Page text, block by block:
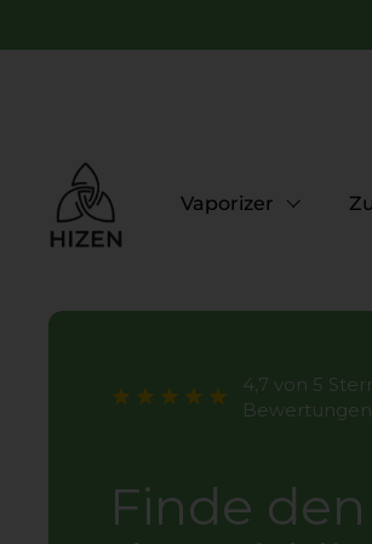
Vaporizer
4,7 von 5
Bewertungen
Finde